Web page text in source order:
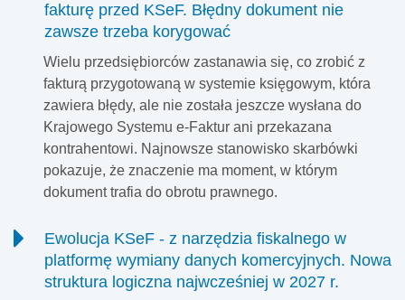
fakturę przed KSeF. Błędny dokument nie
zawsze trzeba korygować
Wielu przedsiębiorców zastanawia się, co zrobić z
fakturą przygotowaną w systemie księgowym, która
zawiera błędy, ale nie została jeszcze wysłana do
Krajowego Systemu e-Faktur ani przekazana
kontrahentowi. Najnowsze stanowisko skarbówki
pokazuje, że znaczenie ma moment, w którym
dokument trafia do obrotu prawnego.
Ewolucja KSeF - z narzędzia fiskalnego w
platformę wymiany danych komercyjnych. Nowa
struktura logiczna najwcześniej w 2027 r.